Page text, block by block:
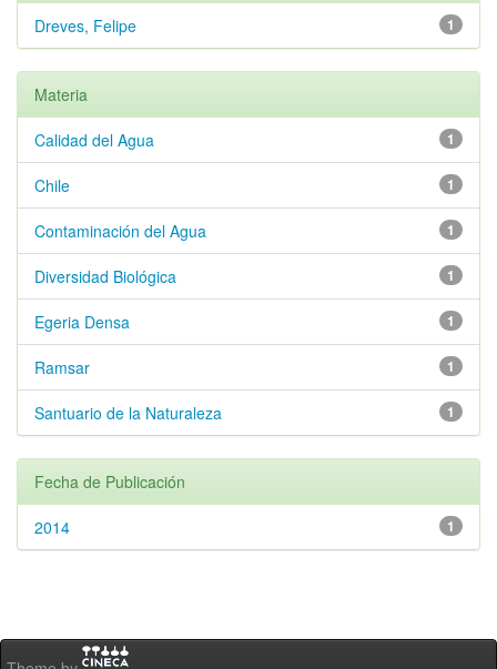
1
Dreves, Felipe
Materia
1
Calidad del Agua
1
Chile
1
Contaminación del Agua
1
Diversidad Biológica
1
Egeria Densa
1
Ramsar
1
Santuario de la Naturaleza
Fecha de Publicación
1
2014